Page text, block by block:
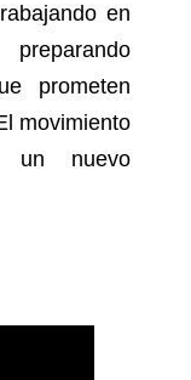
en
prometen
movimiento
un nuevo